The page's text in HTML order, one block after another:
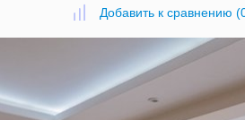
Добавить к сравнению (